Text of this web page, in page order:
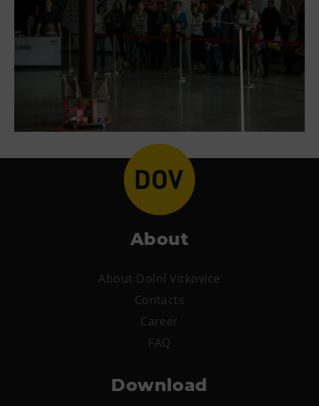
About
About Dolní Vitkovice
Contacts
Career
FAQ
Download